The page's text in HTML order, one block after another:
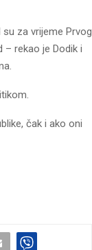
za vrijeme Prvog
– rekao je Dodik i
čak i ako oni